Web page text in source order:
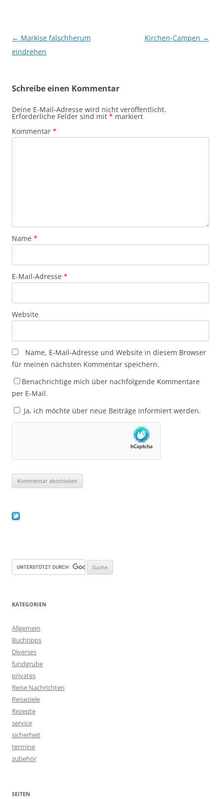
Beitragsnavigation
← Markise falschherum
eindrehen
Kirchen-Campen →
Schreibe einen Kommentar
Deine E-Mail-Adresse wird nicht veröffentlicht.
Erforderliche Felder sind mit * markiert
Kommentar *
Name *
E-Mail-Adresse *
Website
Name, E-Mail-Adresse und Website in diesem Browser
für meinen nächsten Kommentar speichern.
Benachrichtige mich über nachfolgende Kommentare
per E-Mail.
Ja, ich möchte über neue Beiträge informiert werden.
KATEGORIEN
Allgemein
Buchtipps
Diverses
fundgrube
privates
Reise Nachrichten
Reiseziele
Rezepte
service
sicherheit
termine
zubehör
SEITEN